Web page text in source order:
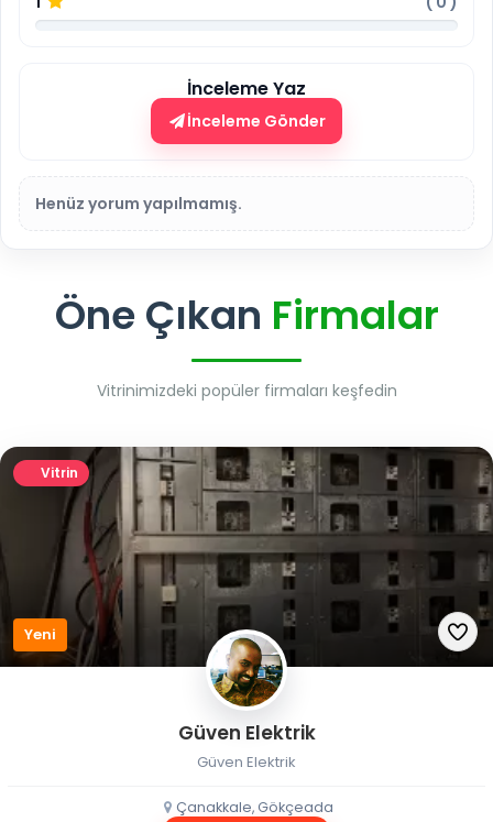
İnceleme Yaz
İnceleme Gönder
Henüz yorum yapılmamış.
Öne Çıkan Firmalar
Vitrinimizdeki popüler firmaları keşfedin
Vitrin
Yeni
Güven Elektrik
Güven Elektrik
Çanakkale, Gökçeada